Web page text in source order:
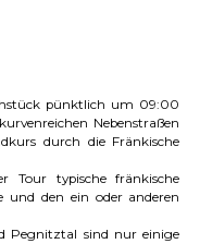
pünktlich um 09:00
Nebenstraßen
durch die Fränkische
Tour typische fränkische
und den ein oder anderen
Pegnitztal sind nur einige